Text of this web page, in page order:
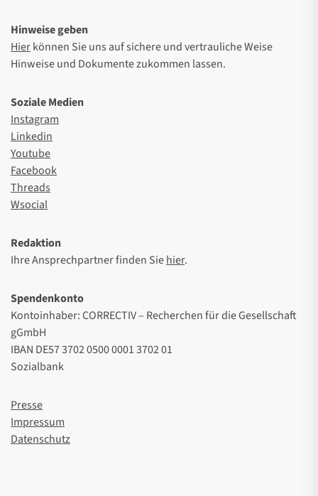
Hinweise geben
Hierkönnen Sie uns auf sichere und vertrauliche Weise
Hinweise und Dokumente zukommen lassen.
Soziale Medien
Instagram
Linkedin
Youtube
Facebook
Threads
Wsocial
Redaktion
Ihre Ansprechpartner finden Siehier.
Spendenkonto
Kontoinhaber: CORRECTIV – Recherchen für die Gesellschaft
gGmbH
IBAN DE57 3702 0500 0001 3702 01
Sozialbank
Presse
Impressum
Datenschutz